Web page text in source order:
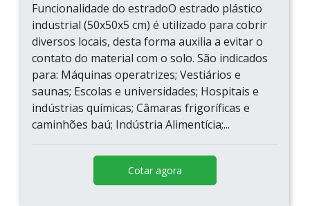
Funcionalidade do estradoO estrado plástico
industrial (50x50x5 cm) é utilizado para cobrir
diversos locais, desta forma auxilia a evitar o
contato do material com o solo. São indicados
para: Máquinas operatrizes; Vestiários e
saunas; Escolas e universidades; Hospitais e
indústrias químicas; Câmaras frigoríficas e
caminhões baú; Indústria Alimentícia;...
Cotar agora